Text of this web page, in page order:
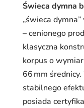
Świeca dymna
„świeca
– cenionego
klasyczna
korpus o
66 mm
stabilnego
posiada